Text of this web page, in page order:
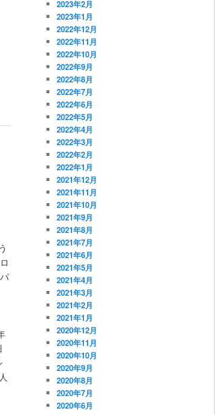
2023年2月
2023年1月
2022年12月
2022年11月
2022年10月
2022年9月
2022年8月
2022年7月
2022年6月
2022年5月
2022年4月
2022年3月
2022年2月
2022年1月
2021年12月
2021年11月
2021年10月
2021年9月
2021年8月
2021年7月
2021年6月
2021年5月
2021年4月
2021年3月
2021年2月
2021年1月
2020年12月
2020年11月
2020年10月
2020年9月
2020年8月
2020年7月
2020年6月